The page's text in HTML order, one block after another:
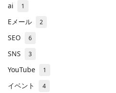
ai 1
Eメール 2
SEO 6
SNS 3
YouTube 1
イベント 4